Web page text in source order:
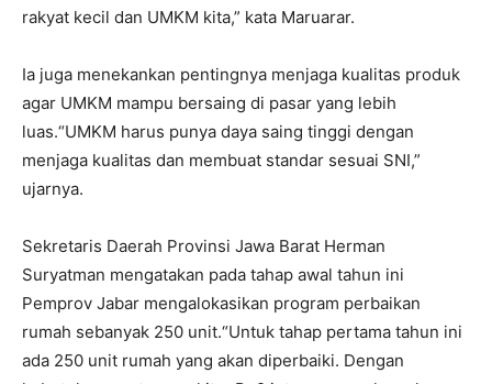
rakyat kecil dan UMKM kita,” kata Maruarar.
Ia juga menekankan pentingnya menjaga kualitas produk
agar UMKM mampu bersaing di pasar yang lebih
luas.“UMKM harus punya daya saing tinggi dengan
menjaga kualitas dan membuat standar sesuai SNI,”
ujarnya.
Sekretaris Daerah Provinsi Jawa Barat Herman
Suryatman mengatakan pada tahap awal tahun ini
Pemprov Jabar mengalokasikan program perbaikan
rumah sebanyak 250 unit.“Untuk tahap pertama tahun ini
ada 250 unit rumah yang akan diperbaiki. Dengan